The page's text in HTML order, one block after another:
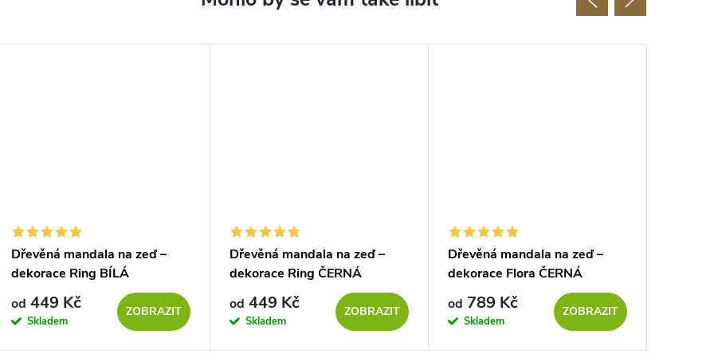
Dřevěná mandala na zeď –
dekorace Ring BÍLÁ
od 449 Kč
Skladem
ZOBRAZIT
Dřevěná mandala na zeď –
dekorace Ring ČERNÁ
od 449 Kč
Skladem
ZOBRAZIT
Dřevěná mandala na zeď –
dekorace Flora ČERNÁ
od 789 Kč
Skladem
ZOBRAZIT